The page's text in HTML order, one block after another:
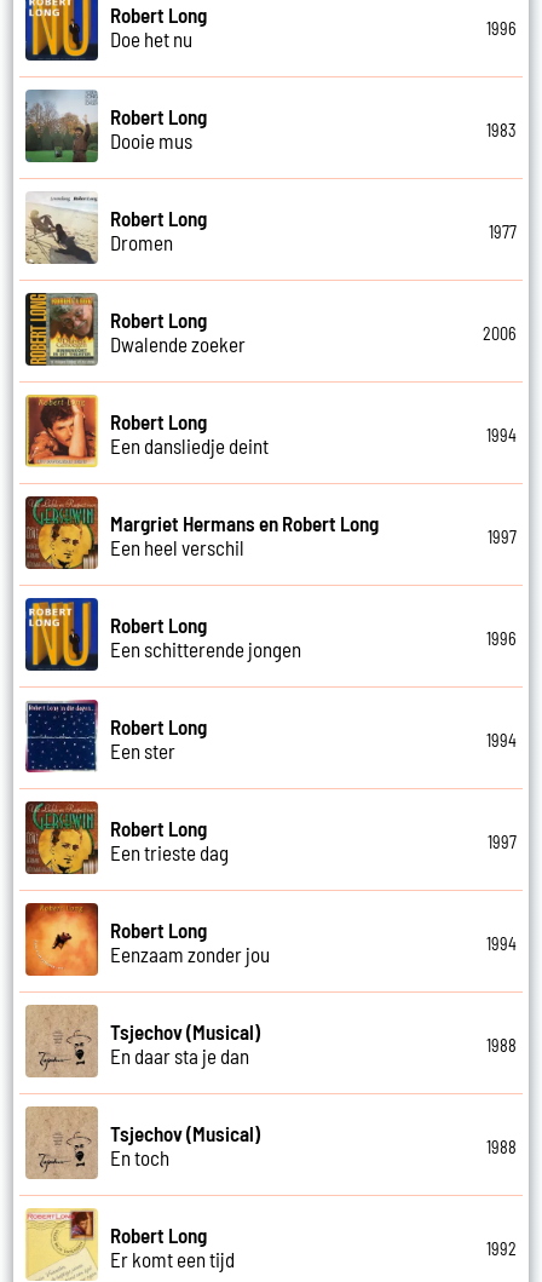
Robert Long
Doe het nu
1996
Robert Long
Dooie mus
1983
Robert Long
Dromen
1977
Robert Long
Dwalende zoeker
2006
Robert Long
Een dansliedje deint
1994
Margriet Hermans en Robert Long
Een heel verschil
1997
Robert Long
Een schitterende jongen
1996
Robert Long
Een ster
1994
Robert Long
Een trieste dag
1997
Robert Long
Eenzaam zonder jou
1994
Tsjechov (Musical)
En daar sta je dan
1988
Tsjechov (Musical)
En toch
1988
Robert Long
Er komt een tijd
1992